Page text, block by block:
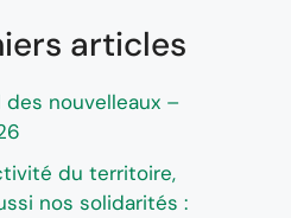
articles
des nouvelleaux –
du territoire,
nos solidarités :